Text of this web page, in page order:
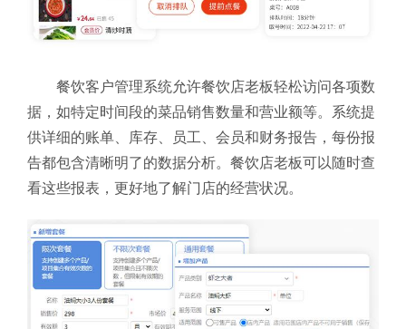
餐饮客户管理系统允许餐饮店老板轻松访问各项数
据，如特定时间段的菜品销售数量和营业额等。系统提
供详细的账单、库存、员工、会员和财务报告，每份报
告都包含清晰明了的数据分析。餐饮店老板可以随时查
看这些报表，更好地了解门店的经营状况。